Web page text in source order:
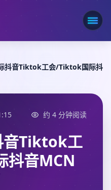
打开
抖音Tiktok工会/Tiktok国际抖音
约 4 分钟阅读
音Tiktok工
音MCN